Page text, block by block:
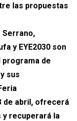
las propuestas
Serrano,
y EYE2030 son
programa de
sus
de abril, ofrecerá
recuperará la